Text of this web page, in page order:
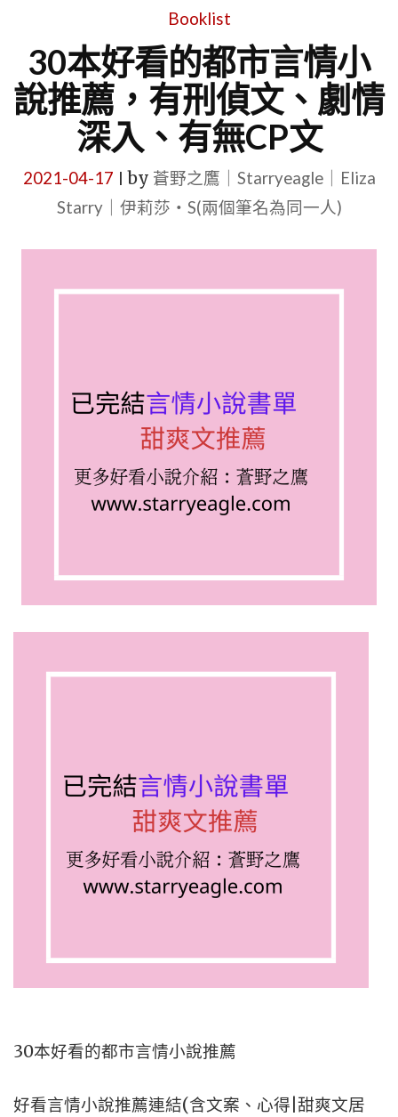
Booklist
30本好看的都市言情小
說推薦，有刑偵文、劇情
深入、有無CP文
2021-04-17 by 蒼野之鷹｜Starryeagle｜Eliza
Starry｜伊莉莎・S(兩個筆名為同一人)
30本好看的都市言情小說推薦
好看言情小說推薦連結(含文案、心得|甜爽文居